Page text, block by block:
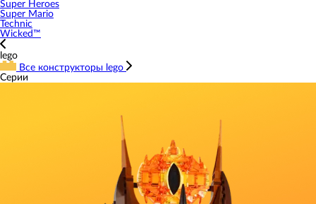
Super Heroes
Super Mario
Technic
Wicked™
lego
Все конструкторы lego
Серии